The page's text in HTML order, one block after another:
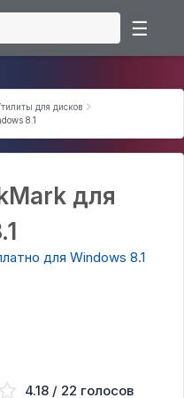
☰
торрент
для дисков
8.1
для
для Windows 8.1
4.18 / 22 голосов